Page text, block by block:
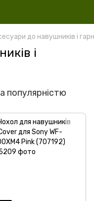
до навушників і
і
популярністю